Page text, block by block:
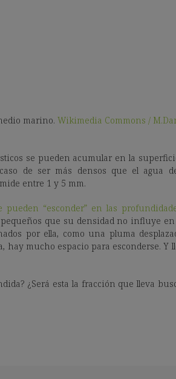
marino. Wikimedia Commons /
se pueden acumular en la
de ser más densos que el agua
entre 1 y 5 mm.
pueden “esconder” en las
que su densidad no influye
por ella, como una pluma
hay mucho espacio para esconderse. Y
¿Será esta la fracción que lleva